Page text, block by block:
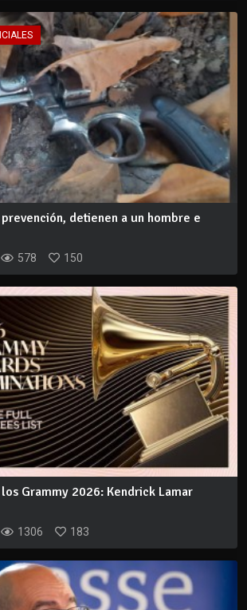
detienen a un hombre e
578 150
Grammy 2026: Kendrick Lamar
1306 183